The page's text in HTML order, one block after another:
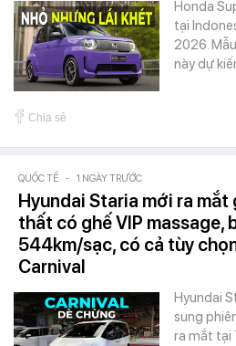
Honda
tại
2026.
này dự
Chia sẻ
QUỐC TẾ - 1 NGÀY TRƯỚC
Hyundai Staria mới ra mắt
thất có ghế VIP massage,
544km/sạc, có cả tùy
Carnival
Hyundai
sung
ra mắt tại